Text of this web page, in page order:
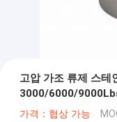
고압 가조 류제 스테
3000/6000/
가격：협상 가능